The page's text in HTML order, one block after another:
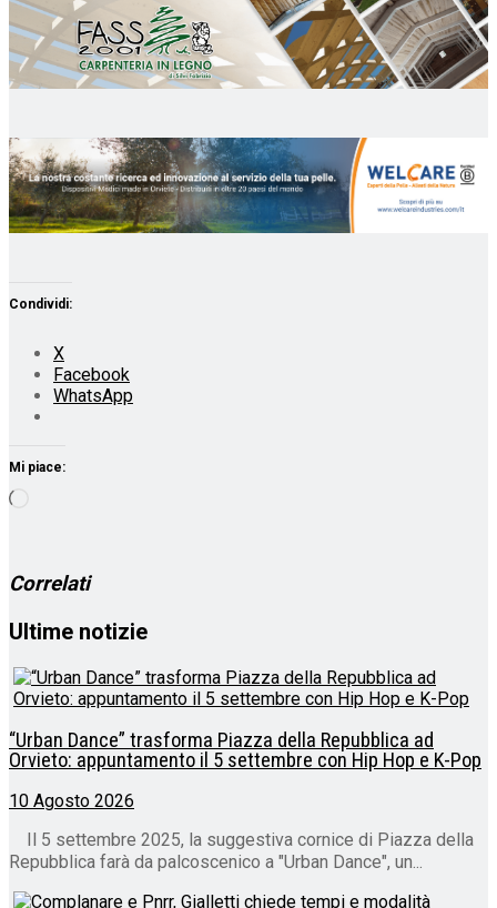
Condividi:
X
Facebook
WhatsApp
Mi piace:
Correlati
Ultime notizie
“Urban Dance” trasforma Piazza della Repubblica ad
Orvieto: appuntamento il 5 settembre con Hip Hop e K-Pop
10 Agosto 2026
Il 5 settembre 2025, la suggestiva cornice di Piazza della
Repubblica farà da palcoscenico a "Urban Dance", un...